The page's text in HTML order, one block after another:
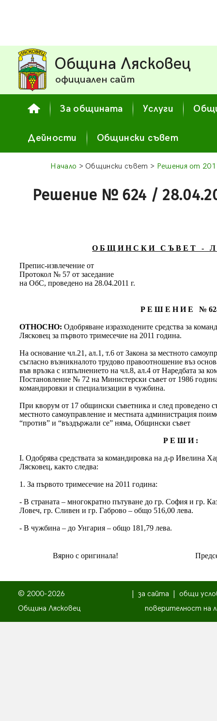
Община Лясковец
официален сайт
За общината Услуги
Дейности Общински съвет
Начало > Общински съвет > Решения от
Решение № 624 /
О Б Щ И Н С К И С Ъ В Е Т - Л
Препис-извлечение от
Протокол № 57 от заседание
на ОбС, проведено на 28.04.2011 г.
Р Е Ш Е Н И Е №
ОТНОСНО:Одобряване изразходените средства за
Лясковец за първото тримесечие на 2011 година.
На основание чл.21, ал.1, т.6 от Закона за местното
съгласно възникналото трудово правоотношение въз
във връзка с изпълнението на чл.8, ал.4 от Наредбата за
Постановление № 72 на Министерски съвет от 1986
командировки и специализации в чужбина.
При кворум от 17 общински съветника и след проведено
местното самоуправление и местната администрация
“против” и “въздържали се” няма, Общински съвет
Р Е Ш И :
І. Одобрява средствата за командировка на д-р Ивелина
Лясковец, както следва:
1. За първото тримесечие на 2011 година:
- В страната – многократно пътуване до гр. София и гр.
Ловеч, гр. Сливен и гр. Габрово – общо 516,00 лева.
- В чужбина – до Унгария – общо 181,79 лева.
Вярно с оригинала!
© 2000-2026
Община Лясковец
за сайта
общи
поверителност на